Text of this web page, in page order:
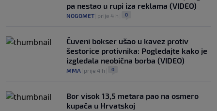
pa nestao u rupi iza reklama (VIDEO)
NOGOMET prije 4 h 0
Čuveni bokser ušao u kavez protiv
šestorice protivnika: Pogledajte kako je
izgledala neobična borba (VIDEO)
MMA prije 4 h 0
Bor visok 13,5 metara pao na osmero
kupača u Hrvatskoj